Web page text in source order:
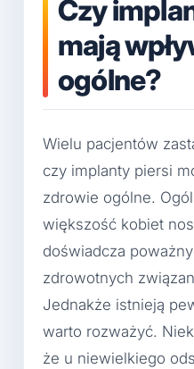
Czy
mają
ogólne?
Wielu pacjentów
czy implanty piersi
zdrowie ogólne.
większość kobiet
doświadcza
zdrowotnych
Jednakże istnieją
warto rozważyć.
że u niewielkiego